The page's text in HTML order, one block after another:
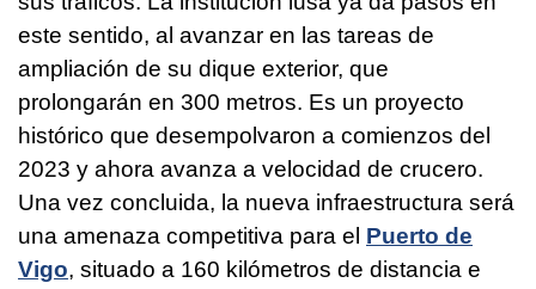
este sentido, al avanzar en las tareas de
ampliación de su dique exterior, que
prolongarán en 300 metros. Es un proyecto
histórico que desempolvaron a comienzos del
2023 y ahora avanza a velocidad de crucero.
Una vez concluida, la nueva infraestructura será
una amenaza competitiva para el Puerto de
Vigo, situado a 160 kilómetros de distancia e